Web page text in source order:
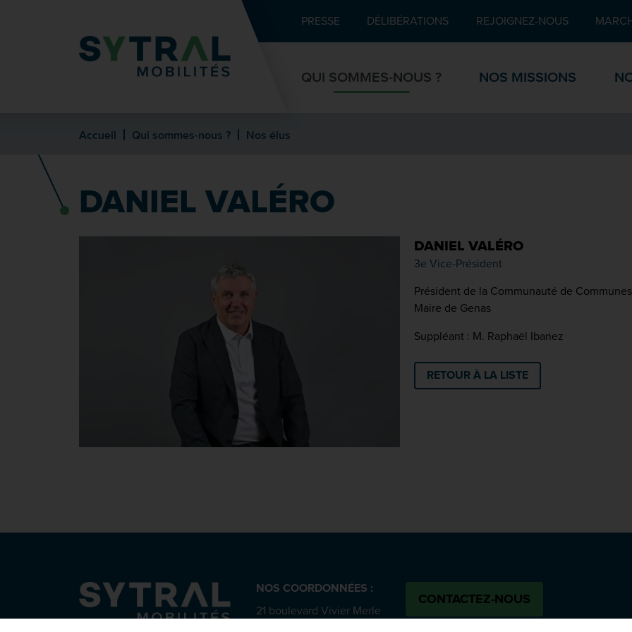
Recherche Pied de page
PRESSE DÉLIBÉRATIONS REJOIGNEZ-NOUS
QUI SOMMES-NOUS ? NOS MISSIONS
Accueil Qui sommes-nous ? Nos élus
DANIEL VALÉRO
DANIEL VALÉRO
3e Vice-Président
Président de la Communauté de
Maire de Genas
Suppléant : M. Raphaël Ibanez
RETOUR À LA LISTE
NOS COORDONNÉES :
21 boulevard Vivier Merle
CONTACTEZ-NOUS